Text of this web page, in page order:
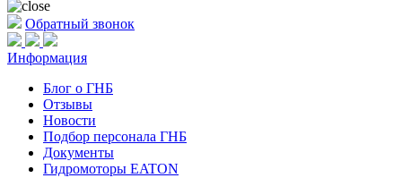
Обратный звонок
Информация
Блог о ГНБ
Отзывы
Новости
Подбор персонала ГНБ
Документы
Гидромоторы EATON